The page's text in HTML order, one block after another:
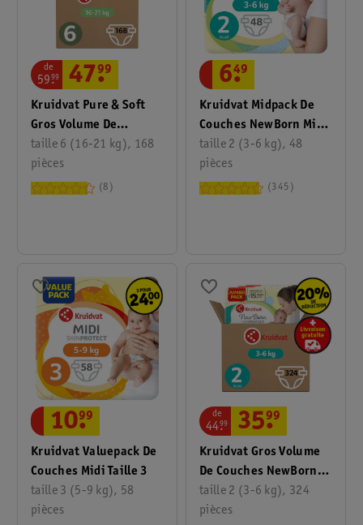
Kruidvat Pure & Soft
Gros Volume De
Couches Taille 6
taille 6 (16-21 kg), 168
pièces
de
59.
99 47.
99
8
Kruidvat Midpack De
Couches NewBorn Mini
Taille 2
taille 2 (3-6 kg), 48
pièces
6.
49
345
Kruidvat Valuepack De
Couches Midi Taille 3
taille 3 (5-9 kg), 58
pièces
10.
99
Kruidvat Gros Volume
De Couches NewBorn
Mini Taille 2
taille 2 (3-6 kg), 324
pièces
de
44.
99 35.
99